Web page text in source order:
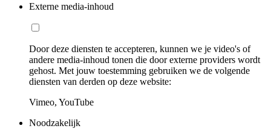
Externe media-inhoud
Door deze diensten te accepteren, kunnen we je video's of
andere media-inhoud tonen die door externe providers wordt
gehost. Met jouw toestemming gebruiken we de volgende
diensten van derden op deze website:
Vimeo, YouTube
Noodzakelijk